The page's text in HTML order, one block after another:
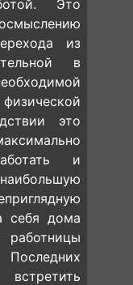
Это
из
в
это
и
себя дома